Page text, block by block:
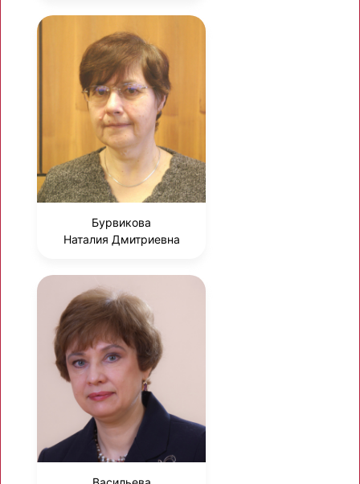
Бурвикова
Наталия Дмитриевна